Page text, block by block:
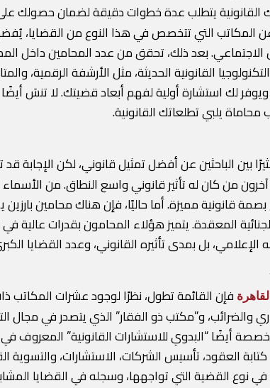
القانونية يتطلب عدة خطوات دقيقة لضمان حصولك
عن المكاتب التي تتخصص في هذا النوع من القضايا،
الاجتماعي. بعد ذلك، تحقق من عدد المحامين داخل
القانونية الحديثة، مثل الأرشفة الرقمية،
لك استشارة أولية لفهم أبعاد قضيتك. لا تنسَ
يلبي تطلعاتك القانونية.
بين الباحثين عن أفضل تمثيل قانوني، لكن
من كان له تأثير قانوني واسع النطاق. من
قانونية مميزة. أما حاليًا، فإن هناك محامين
المعقدة. يتميز هؤلاء المحامون بقدرات عالية
بل بمدى تأثيره القانوني، وعدد القضايا
فإن القائمة تطول، نظرًا لوجود عشرات
أيضًا “البدوي للاستشارات القانونية”
العقود، تأسيس الشركات، الاستشارات، والتسوية
نوع القضية التي تواجهها، وسجله في القضايا